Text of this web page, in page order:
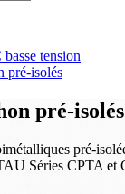
tension
pré-isolés
pré-isolés